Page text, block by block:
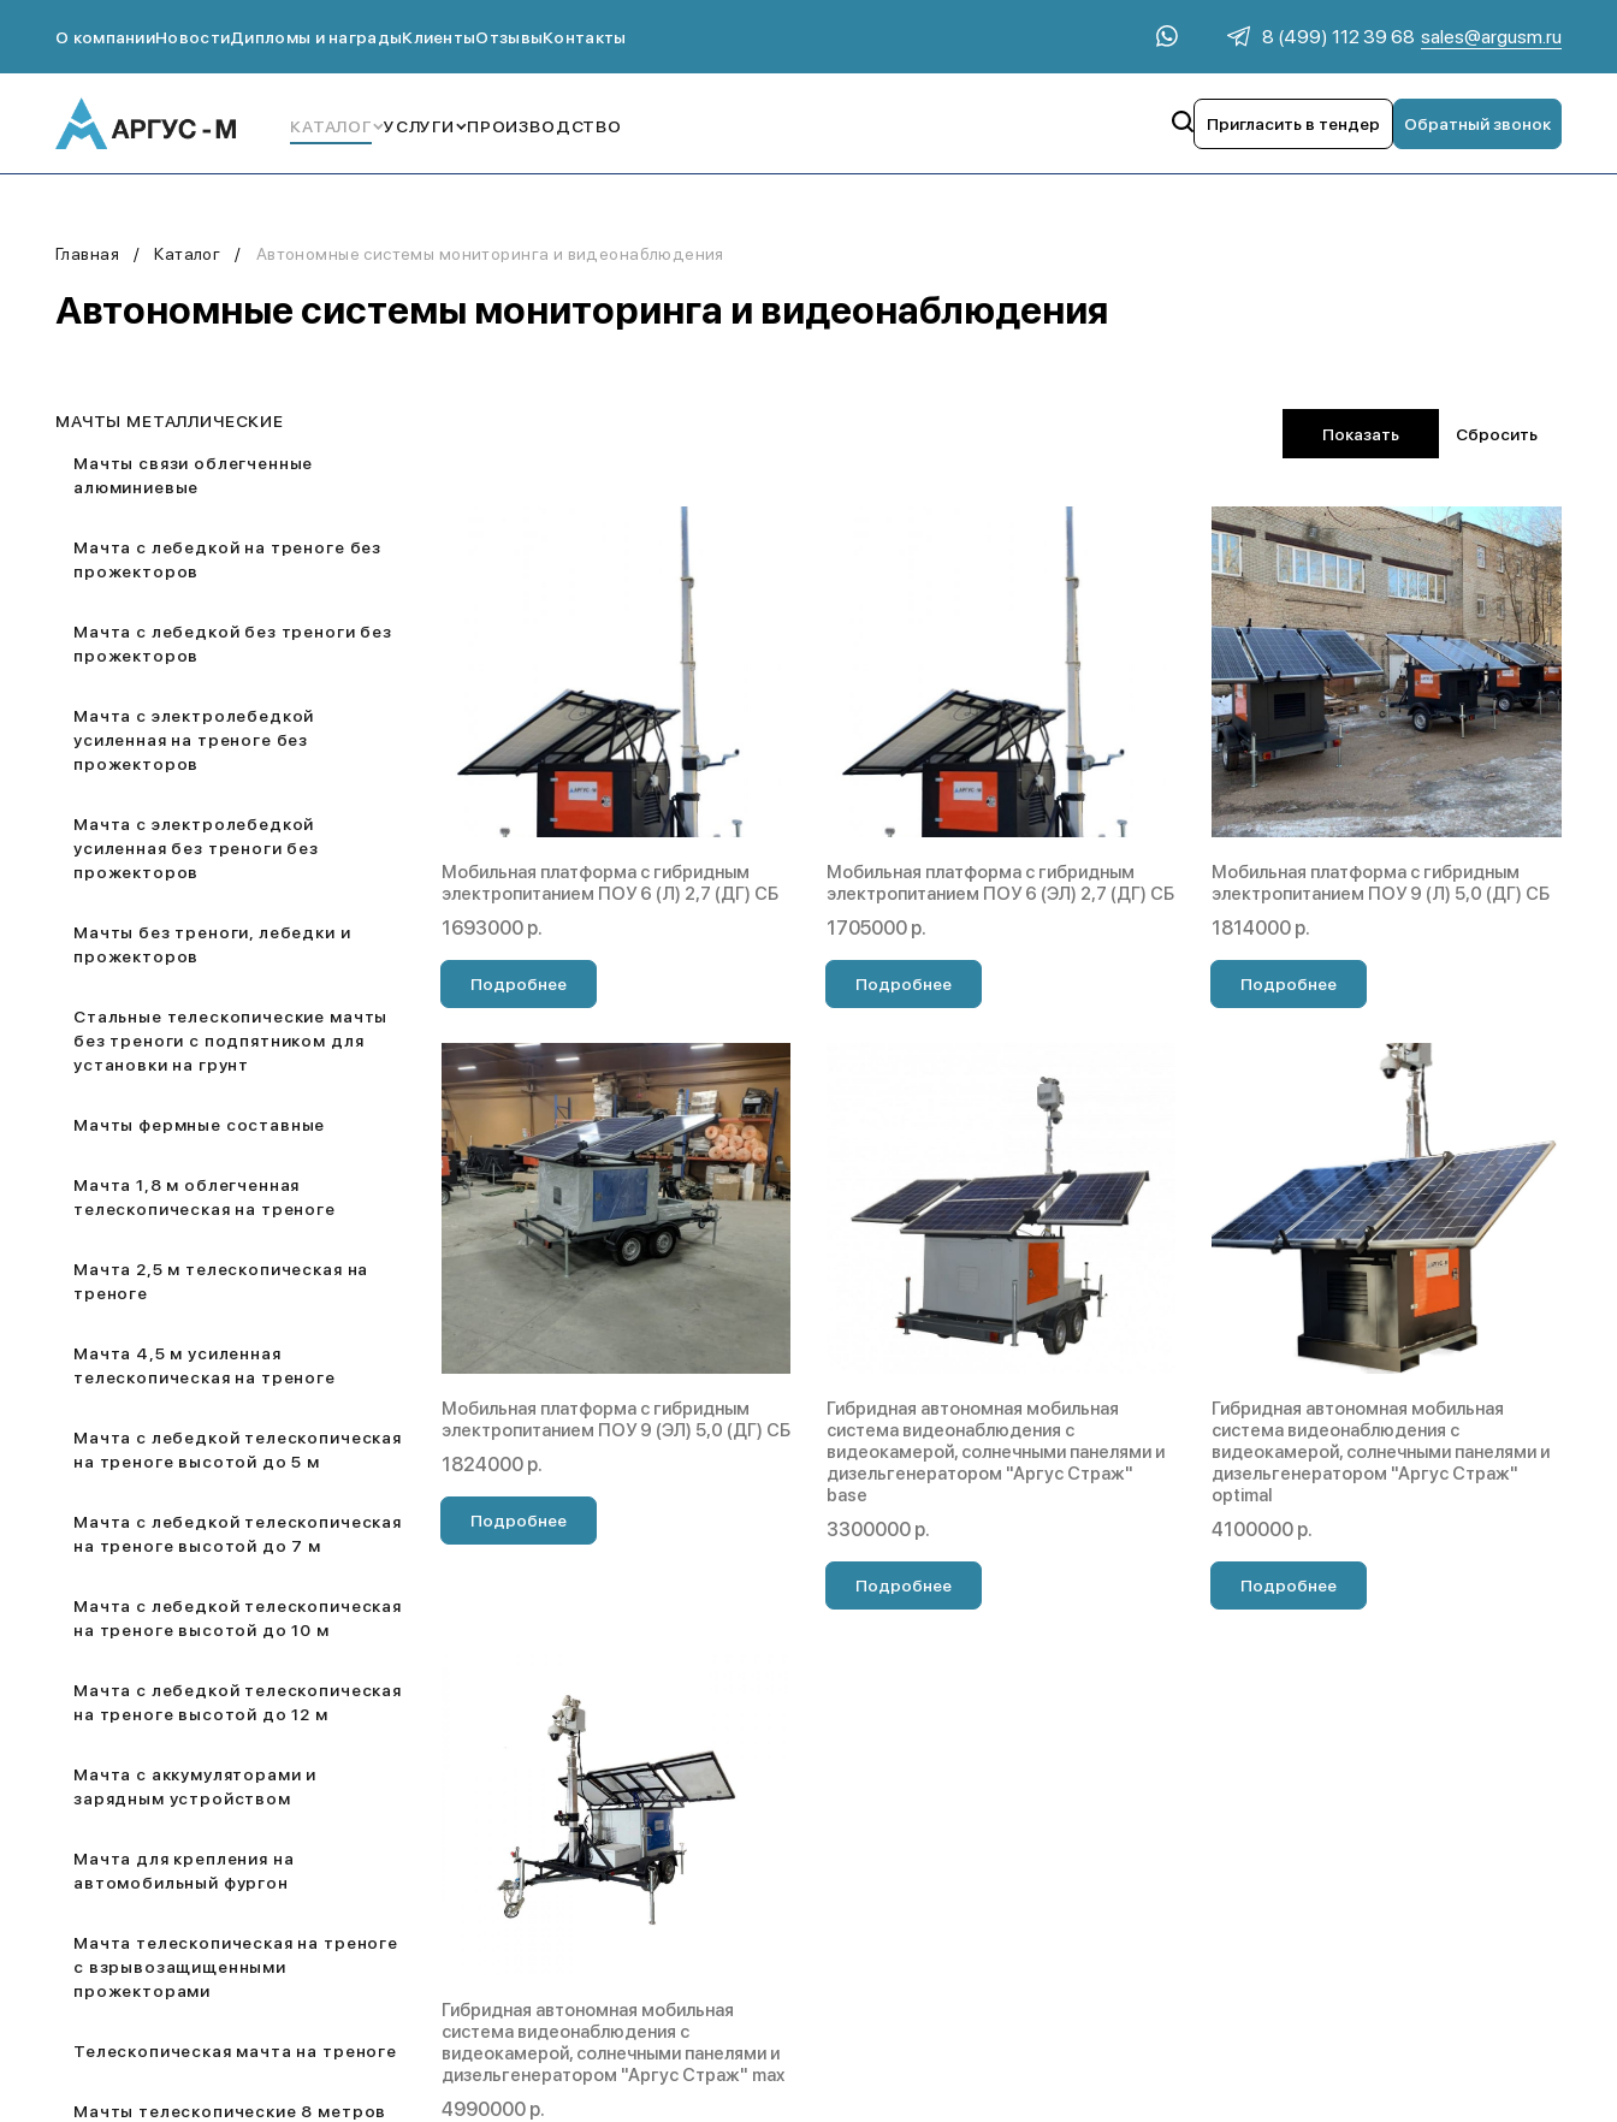
О компанииНовостиДипломы и наградыКлиентыОтзывыКонтакты 8 (499) 112 39 68 sales@argusm.ru
КАТАЛОГ УСЛУГИ ПРОИЗВОДСТВО Пригласить в тендер Обратный звонок
Главная Каталог Автономные системы мониторинга и видеонаблюдения
Автономные системы мониторинга и видеонаблюдения
МАЧТЫ МЕТАЛЛИЧЕСКИЕ
Мачты связи облегченные
алюминиевые
Мачта с лебедкой на треноге без
прожекторов
Мачта с лебедкой без треноги без
прожекторов
Мачта с электролебедкой
усиленная на треноге без
прожекторов
Мачта с электролебедкой
усиленная без треноги без
прожекторов
Мачты без треноги, лебедки и
прожекторов
Стальные телескопические мачты
без треноги с подпятником для
установки на грунт
Мачты фермные составные
Мачта 1,8 м облегченная
телескопическая на треноге
Мачта 2,5 м телескопическая на
треноге
Мачта 4,5 м усиленная
телескопическая на треноге
Мачта с лебедкой телескопическая
на треноге высотой до 5 м
Мачта с лебедкой телескопическая
на треноге высотой до 7 м
Мачта с лебедкой телескопическая
на треноге высотой до 10 м
Мачта с лебедкой телескопическая
на треноге высотой до 12 м
Мачта с аккумуляторами и
зарядным устройством
Мачта для крепления на
автомобильный фургон
Мачта телескопическая на треноге
с взрывозащищенными
прожекторами
Телескопическая мачта на треноге
Мачты телескопические 8 метров
Мобильная платформа с гибридным
электропитанием ПОУ 6 (Л) 2,7 (ДГ) СБ
1693000 р.
Подробнее
Мобильная платформа с гибридным
электропитанием ПОУ 6 (ЭЛ) 2,7 (ДГ) СБ
1705000 р.
Подробнее
Мобильная платформа с гибридным
электропитанием ПОУ 9 (Л) 5,0 (ДГ) СБ
1814000 р.
Подробнее
Мобильная платформа с гибридным
электропитанием ПОУ 9 (ЭЛ) 5,0 (ДГ) СБ
1824000 р.
Подробнее
Гибридная автономная мобильная
система видеонаблюдения с
видеокамерой, солнечными панелями и
дизельгенератором "Аргус Страж"
base
3300000 р.
Подробнее
Гибридная автономная мобильная
система видеонаблюдения с
видеокамерой, солнечными панелями и
дизельгенератором "Аргус Страж"
optimal
4100000 р.
Подробнее
Гибридная автономная мобильная
система видеонаблюдения с
видеокамерой, солнечными панелями и
дизельгенератором "Аргус Страж" max
4990000 р.